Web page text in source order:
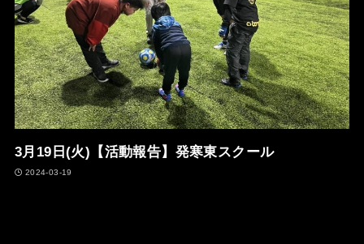
3月19日(火)【活動報告】発寒東スクール
2024-03-19